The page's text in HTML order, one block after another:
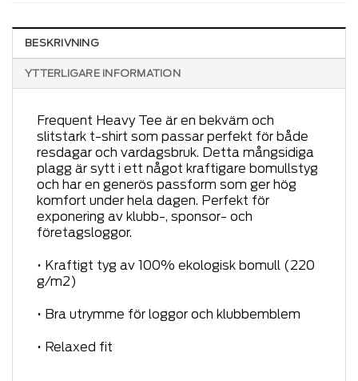
BESKRIVNING
YTTERLIGARE INFORMATION
Frequent Heavy Tee är en bekväm och
slitstark t-shirt som passar perfekt för både
resdagar och vardagsbruk. Detta mångsidiga
plagg är sytt i ett något kraftigare bomullstyg
och har en generös passform som ger hög
komfort under hela dagen. Perfekt för
exponering av klubb-, sponsor- och
företagsloggor.
• Kraftigt tyg av 100% ekologisk bomull (220
g/m2)
• Bra utrymme för loggor och klubbemblem
• Relaxed fit